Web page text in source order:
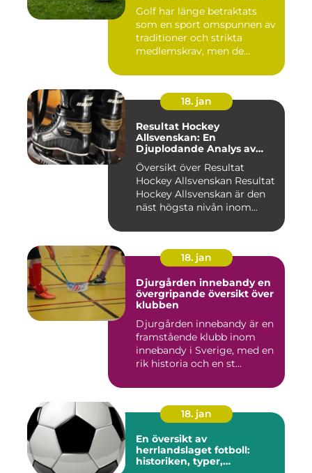
Golf har länge betraktats
som en sport omspunnen av
traditioner och strikta
medlemskrav, men de...
18. jan
Resultat Hockey
Allsvenskan: En
Djuplodande Analys av
Sveriges Mest Populära
Ishockeyliga
Översikt över Resultat
Hockey Allsvenskan Resultat
Hockey Allsvenskan är den
näst högsta nivån inom...
18. jan
Djurgården innebandy en
övergripande översikt över
klubben
Djurgården innebandy är en
framstående klubb inom
innebandy i Sverige, med en
rik historia och en st...
18. jan
En översikt av
herrlandslaget fotboll:
historiken, typer,